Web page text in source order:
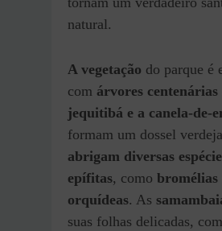
natural.
A vegetação do parque é
com árvores centenárias
jequitibá e a canela-de-
formam um dossel
abrigam diversas
epífitas, como bromélias
orquídeas. As
suas folhas delicadas,